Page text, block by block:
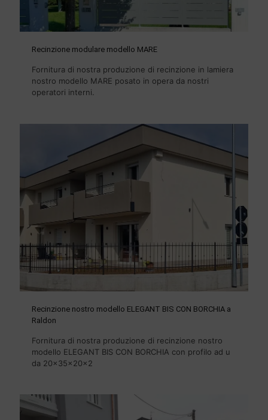
Recinzione modulare modello MARE
Fornitura di nostra produzione di recinzione in lamiera
nostro modello MARE posato in opera da nostri
operatori interni.
Recinzione nostro modello ELEGANT BIS CON BORCHIA a
Raldon
Fornitura di nostra produzione di recinzione nostro
modello ELEGANT BIS CON BORCHIA con profilo ad u
da 20x35x20x2